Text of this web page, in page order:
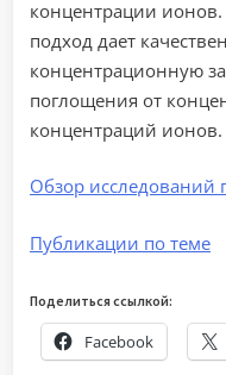
концентрации
подход дает
концентрационную
поглощения от
концентраций ионов.
Обзор исследований
Публикации по теме
Поделиться ссылкой:
Facebook